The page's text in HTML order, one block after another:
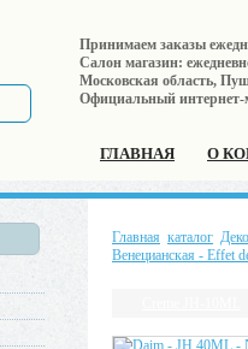
Принимаем заказы
Салон магазин:
Московская область,
Официальный интернет-
ГЛАВНАЯ О
Главная каталог
Венецианская - Effet